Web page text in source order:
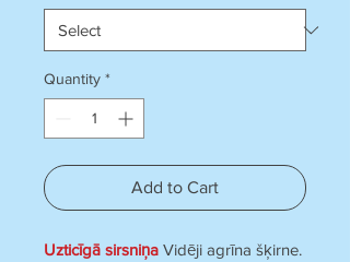
Quantity *
Add to Cart
Uzticīgā sirsniņa Vidēji agrīna šķirne.